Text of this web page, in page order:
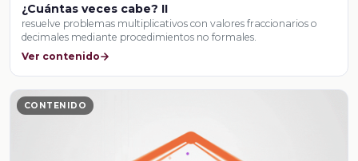
¿Cuántas veces cabe? II
resuelve problemas multiplicativos con valores fraccionarios o
decimales mediante procedimientos no formales.
Ver contenido
CONTENIDO